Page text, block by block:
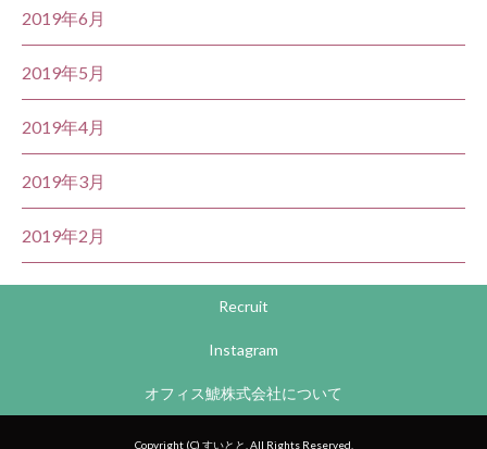
2019年6月
2019年5月
2019年4月
2019年3月
2019年2月
Recruit
Instagram
オフィス鯱株式会社について
Copyright (C) すいとと. All Rights Reserved.